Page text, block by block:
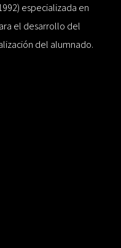
especializada en
el desarrollo del
del alumnado.